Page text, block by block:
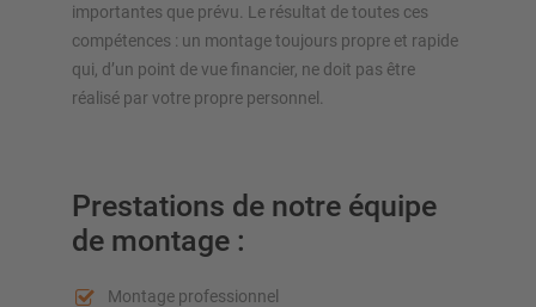
importantes que prévu. Le résultat de toutes ces
compétences : un montage toujours propre et rapide
qui, d’un point de vue financier, ne doit pas être
réalisé par votre propre personnel.
Prestations de notre équipe
de montage :
Montage professionnel